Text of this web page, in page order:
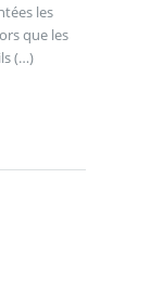
les
que les
(…)